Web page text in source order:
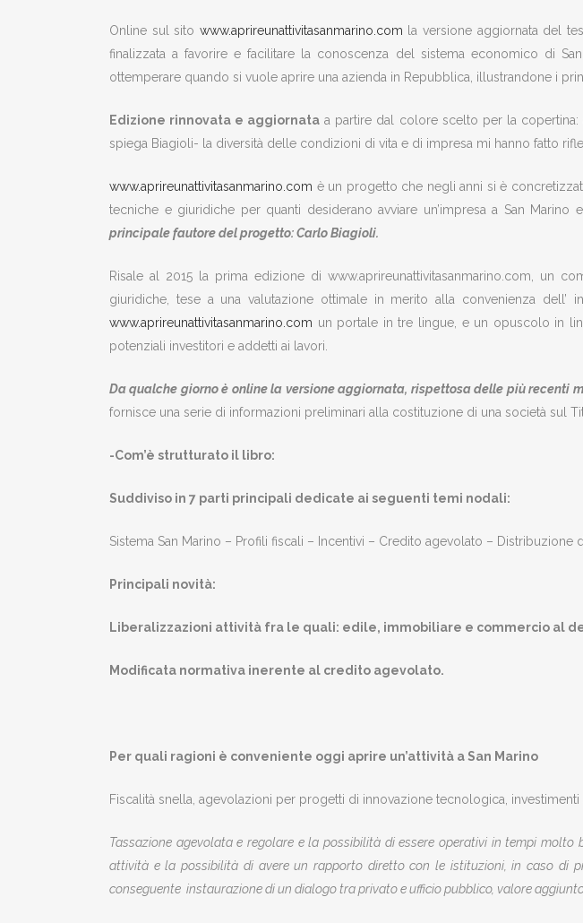
Online sul sito www.aprireunattivitasanmarino.com la versione aggiornata del
finalizzata a favorire e facilitare la conoscenza del sistema economico di
ottemperare quando si vuole aprire una azienda in Repubblica, illustrandone i
Edizione rinnovata e aggiornata a partire dal colore scelto per la copertina:
spiega Biagioli- la diversità delle condizioni di vita e di impresa mi hanno fatto
www.aprireunattivitasanmarino.com è un progetto che negli anni si è
tecniche e giuridiche per quanti desiderano avviare un’impresa a San Marino
principale fautore del progetto: Carlo Biagioli.
Risale al 2015 la prima edizione di www.aprireunattivitasanmarino.com,
giuridiche, tese a una valutazione ottimale in merito alla convenienza dell’
www.aprireunattivitasanmarino.com un portale in tre lingue, e un opuscolo in
potenziali investitori e addetti ai lavori.
Da qualche giorno è online la versione aggiornata, rispettosa delle più recenti
fornisce una serie di informazioni preliminari alla costituzione di una società sul
-Com’è strutturato il libro:
Suddiviso in 7 parti principali dedicate ai seguenti temi nodali:
Sistema San Marino – Profili fiscali – Incentivi – Credito agevolato –
Principali novità:
Liberalizzazioni attività fra le quali: edile, immobiliare e commercio al
Modificata normativa inerente al credito agevolato.
Per quali ragioni è conveniente oggi aprire un’attività a San Marino
Fiscalità snella, agevolazioni per progetti di innovazione tecnologica,
Tassazione agevolata e regolare e la possibilità di essere operativi in tempi
attività e la possibilità di avere un rapporto diretto con le istituzioni, in caso di
conseguente instaurazione di un dialogo tra privato e ufficio pubblico, valore